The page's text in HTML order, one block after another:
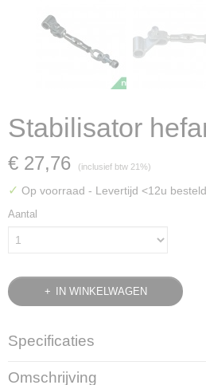
Stabilisator
€ 27,76 (inclusief btw 21%)
✓ Op voorraad - Levertijd <12u
Aantal
IN WINKELWAGEN
Specificaties
Bruto gewicht
Omschrijving